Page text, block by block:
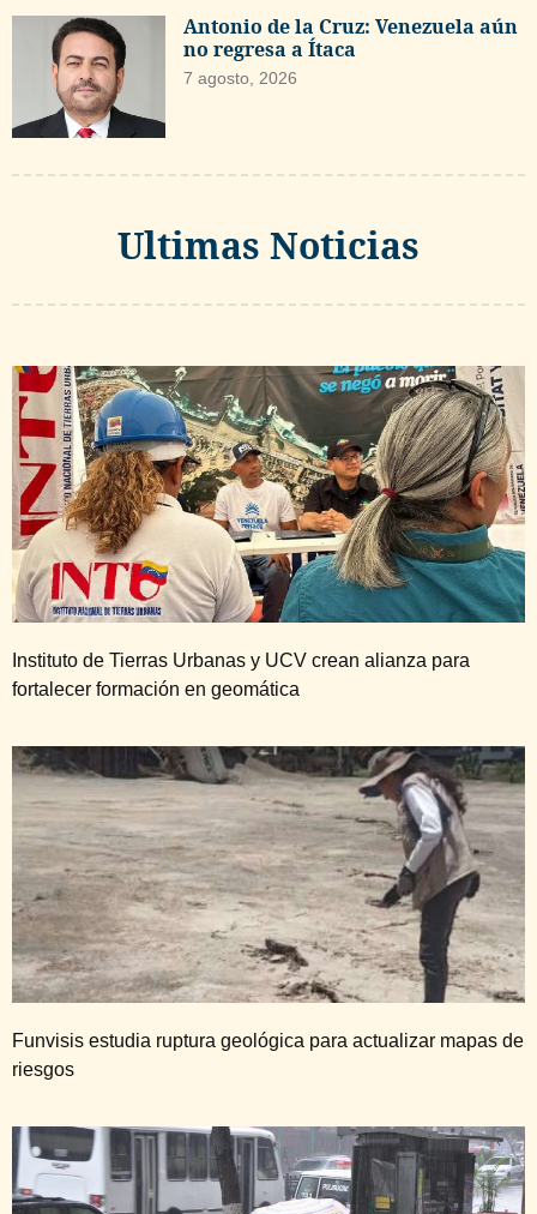
Antonio de la Cruz: Venezuela aún
no regresa a Ítaca
7 agosto, 2026
Ultimas Noticias
Instituto de Tierras Urbanas y UCV crean alianza para
fortalecer formación en geomática
Funvisis estudia ruptura geológica para actualizar mapas de
riesgos